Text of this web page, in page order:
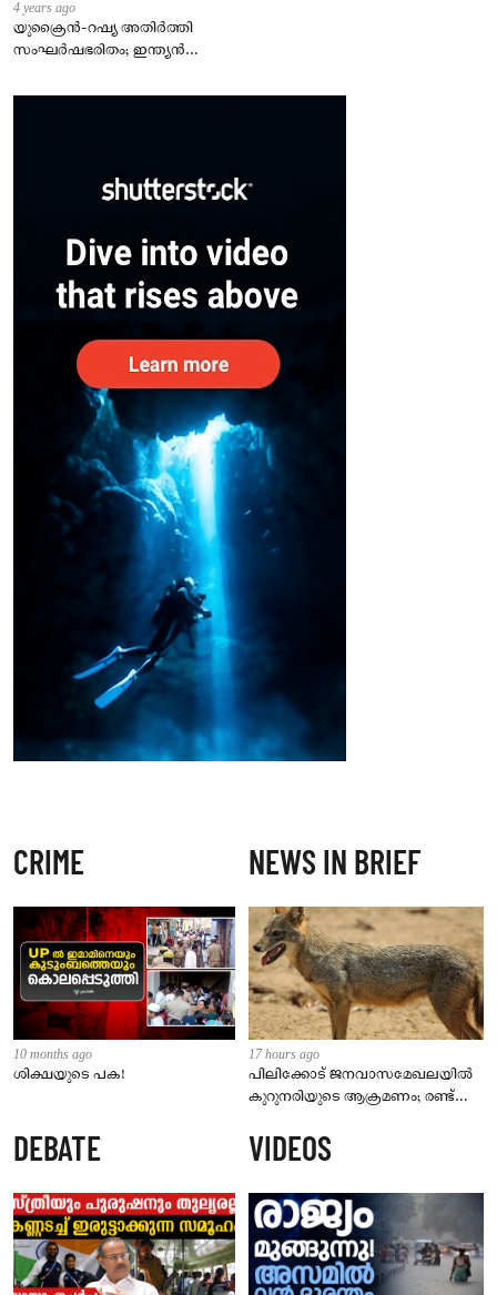
4 years ago
യുക്രൈന്‍-റഷ്യ അതിർത്തി
സംഘർഷഭരിതം; ഇന്ത്യന്‍
CRIME
10 months ago
ശിക്ഷയുടെ പക!
NEWS IN BRIEF
17 hours ago
പിലിക്കോട് ജനവാസമേഖലയിൽ
കുറുനരിയുടെ ആക്രമണം; രണ്ട്
നിർദേശം നൽകി പഞ്ചായത്ത്
DEBATE VIDEOS